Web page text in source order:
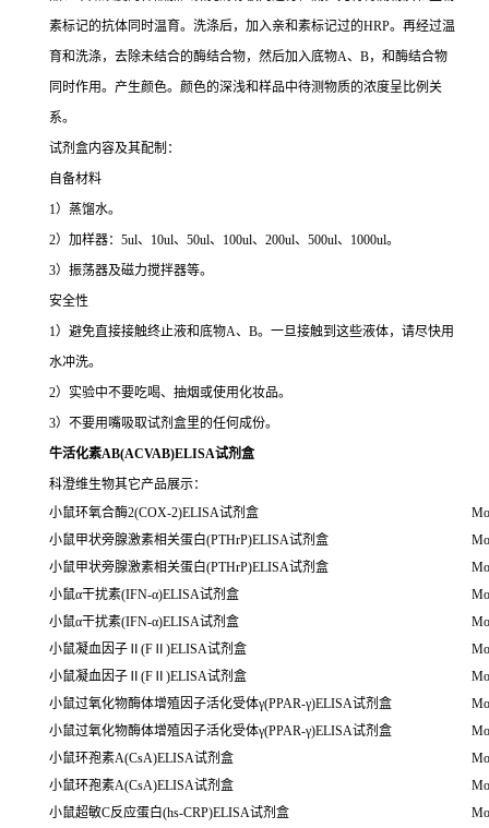
素标记的抗体同时温育。洗涤后，加入亲和素标记过的HRP。再经过温
育和洗涤，去除未结合的酶结合物，然后加入底物A、B，和酶结合物
同时作用。产生颜色。颜色的深浅和样品中待测物质的浓度呈比例关
系。
试剂盒内容及其配制：
自备材料
1）蒸馏水。
2）加样器：5ul、10ul、50ul、100ul、200ul、500ul、1000ul。
3）振荡器及磁力搅拌器等。
安全性
1）避免直接接触终止液和底物A、B。一旦接触到这些液体，请尽快用
水冲洗。
2）实验中不要吃喝、抽烟或使用化妆品。
3）不要用嘴吸取试剂盒里的任何成份。
牛活化素AB(ACVAB)ELISA试剂盒
科澄维生物其它产品展示：
小鼠环氧合酶2(COX-2)ELISA试剂盒
小鼠甲状旁腺激素相关蛋白(PTHrP)ELISA试剂盒
小鼠甲状旁腺激素相关蛋白(PTHrP)ELISA试剂盒
小鼠α干扰素(IFN-α)ELISA试剂盒
小鼠α干扰素(IFN-α)ELISA试剂盒
小鼠凝血因子Ⅱ(FⅡ)ELISA试剂盒
小鼠凝血因子Ⅱ(FⅡ)ELISA试剂盒
小鼠过氧化物酶体增殖因子活化受体γ(PPAR-γ)ELISA试剂盒
小鼠过氧化物酶体增殖因子活化受体γ(PPAR-γ)ELISA试剂盒
小鼠环孢素A(CsA)ELISA试剂盒
小鼠环孢素A(CsA)ELISA试剂盒
小鼠超敏C反应蛋白(hs-CRP)ELISA试剂盒